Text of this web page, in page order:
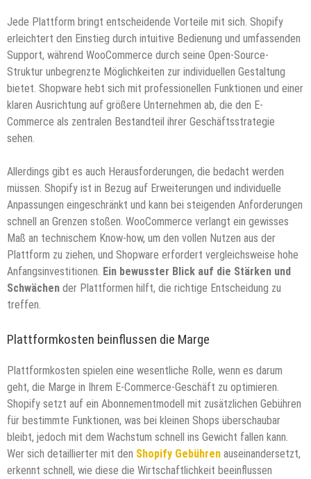
Jede Plattform bringt entscheidende Vorteile mit sich. Shopify
erleichtert den Einstieg durch intuitive Bedienung und umfassenden
Support, während WooCommerce durch seine Open-Source-
Struktur unbegrenzte Möglichkeiten zur individuellen Gestaltung
bietet. Shopware hebt sich mit professionellen Funktionen und einer
klaren Ausrichtung auf größere Unternehmen ab, die den E-
Commerce als zentralen Bestandteil ihrer Geschäftsstrategie
sehen.
Allerdings gibt es auch Herausforderungen, die bedacht werden
müssen. Shopify ist in Bezug auf Erweiterungen und individuelle
Anpassungen eingeschränkt und kann bei steigenden Anforderungen
schnell an Grenzen stoßen. WooCommerce verlangt ein gewisses
Maß an technischem Know-how, um den vollen Nutzen aus der
Plattform zu ziehen, und Shopware erfordert vergleichsweise hohe
Anfangsinvestitionen. Ein bewusster Blick auf die Stärken und
Schwächen der Plattformen hilft, die richtige Entscheidung zu
treffen.
Plattformkosten beinflussen die Marge
Plattformkosten spielen eine wesentliche Rolle, wenn es darum
geht, die Marge in Ihrem E-Commerce-Geschäft zu optimieren.
Shopify setzt auf ein Abonnementmodell mit zusätzlichen Gebühren
für bestimmte Funktionen, was bei kleinen Shops überschaubar
bleibt, jedoch mit dem Wachstum schnell ins Gewicht fallen kann.
Wer sich detaillierter mit den Shopify Gebühren auseinandersetzt,
erkennt schnell, wie diese die Wirtschaftlichkeit beeinflussen